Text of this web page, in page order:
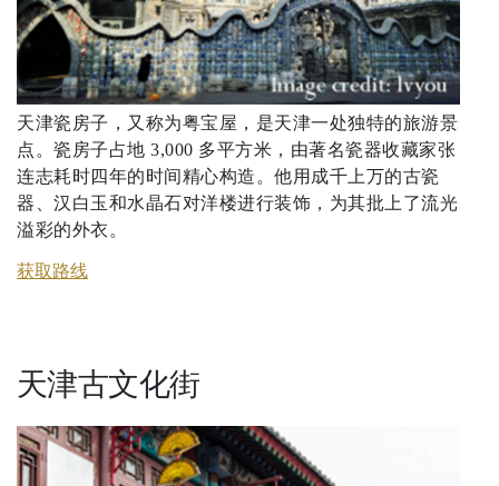
天津瓷房子，又称为粤宝屋，是天津一处独特的旅游景
点。瓷房子占地 3,000 多平方米，由著名瓷器收藏家张
连志耗时四年的时间精心构造。他用成千上万的古瓷
器、汉白玉和水晶石对洋楼进行装饰，为其批上了流光
溢彩的外衣。
获取路线
天津古文化街